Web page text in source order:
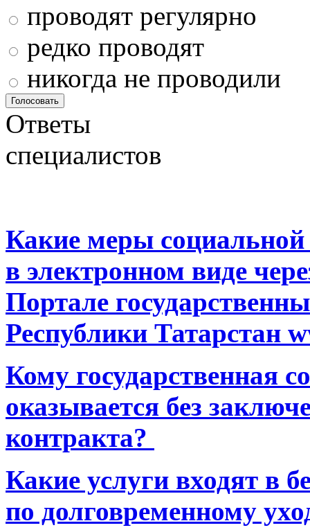
проводят регулярно
редко проводят
никогда не проводили
Ответы
специалистов
Какие меры
в электронном виде
Портале
Республики Татарстан
Кому государственная
оказывается без
контракта?
Какие услуги входят в
по долговременному